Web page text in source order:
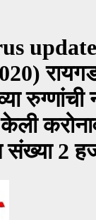
रायगड
रुग्णांची
संख्या 2